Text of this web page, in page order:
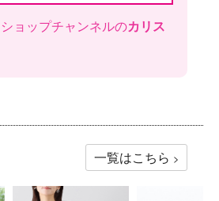
ョップチャンネルのカリス
一覧はこちら